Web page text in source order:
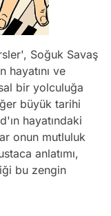
Soğuk Savaş
hayatını ve
bir yolculuğa
büyük tarihi
hayatındaki
onun mutluluk
anlatımı,
bu zengin